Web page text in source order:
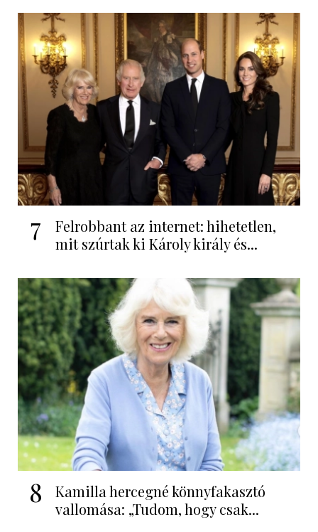
7
Felrobbant az internet: hihetetlen,
mit szúrtak ki Károly király és...
8
Kamilla hercegné könnyfakasztó
vallomása: „Tudom, hogy csak...